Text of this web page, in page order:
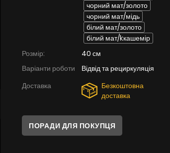
чорний мат/золото
чорний мат/мідь
білий мат/золото
білий мат/kкашемір
Розмір:
40 см
Варіанти роботи
Відвід та рециркуляція
Доставка
Безкоштовна
доставка
ПОРАДИ ДЛЯ ПОКУПЦЯ